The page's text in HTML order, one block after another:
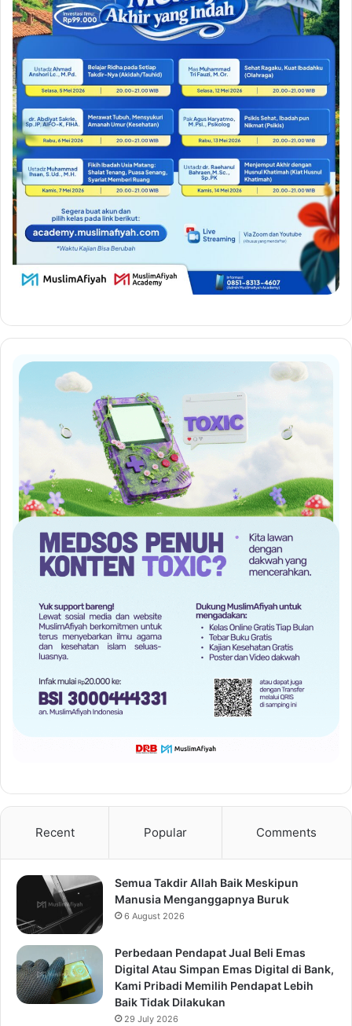
Recent Popular Comments
Semua Takdir Allah Baik Meskipun
Manusia Menganggapnya Buruk
6 August 2026
Perbedaan Pendapat Jual Beli Emas
Digital Atau Simpan Emas Digital di Bank,
Kami Pribadi Memilih Pendapat Lebih
Baik Tidak Dilakukan
29 July 2026